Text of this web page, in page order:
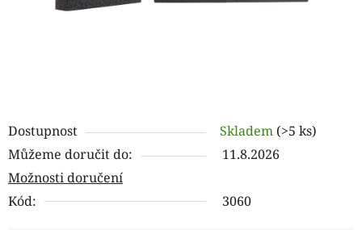
Dostupnost Skladem (>5 ks)
Můžeme doručit do:
11.8.2026
Možnosti doručení
Kód:
3060